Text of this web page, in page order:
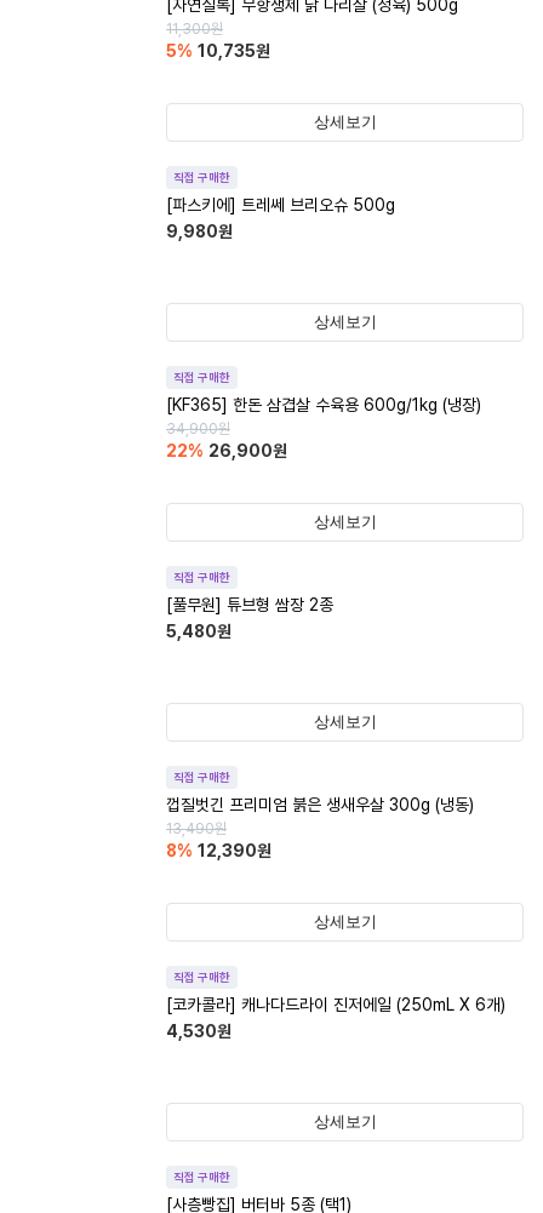
[자연실록] 무항생제 닭 다리살 (정육) 500g
11,300원
5% 10,735원
상세보기
직접 구매한
[파스키에] 트레쎄 브리오슈 500g
9,980원
상세보기
직접 구매한
[KF365] 한돈 삼겹살 수육용 600g/1kg (냉장)
34,900원
22% 26,900원
상세보기
직접 구매한
[풀무원] 튜브형 쌈장 2종
5,480원
상세보기
직접 구매한
껍질벗긴 프리미엄 붉은 생새우살 300g (냉동)
13,490원
8% 12,390원
상세보기
직접 구매한
[코카콜라] 캐나다드라이 진저에일 (250mL X 6개)
4,530원
상세보기
직접 구매한
[사층빵집] 버터바 5종 (택1)